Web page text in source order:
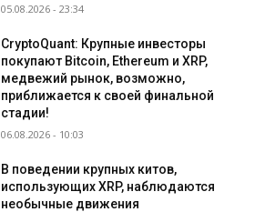
05.08.2026 - 23:34
CryptoQuant: Крупные инвесторы
покупают Bitcoin, Ethereum и XRP,
медвежий рынок, возможно,
приближается к своей финальной
стадии!
06.08.2026 - 10:03
В поведении крупных китов,
использующих XRP, наблюдаются
необычные движения